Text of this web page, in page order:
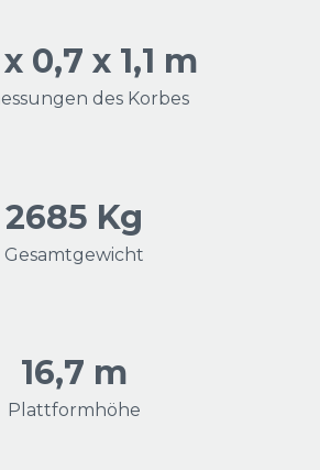
0,7 x 1,1 m
des Korbes
2685 Kg
Gesamtgewicht
16,7 m
Plattformhöhe